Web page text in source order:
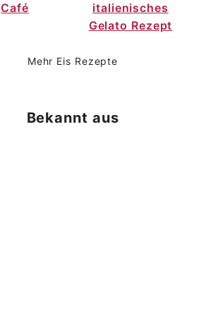
Café
italienisches
Gelato Rezept
Mehr Eis Rezepte
Bekannt aus